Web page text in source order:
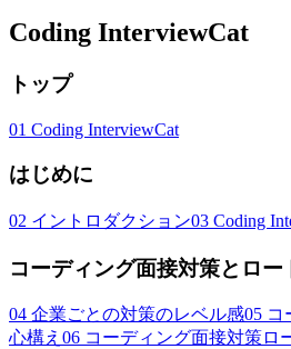
Coding InterviewCat
トップ
01 Coding InterviewCat
はじめに
02 イントロダクション03 Coding
コーディング面接対策とロー
04 企業ごとの対策のレベル感05 コ
心構え 06 コーディング面接対策ロ